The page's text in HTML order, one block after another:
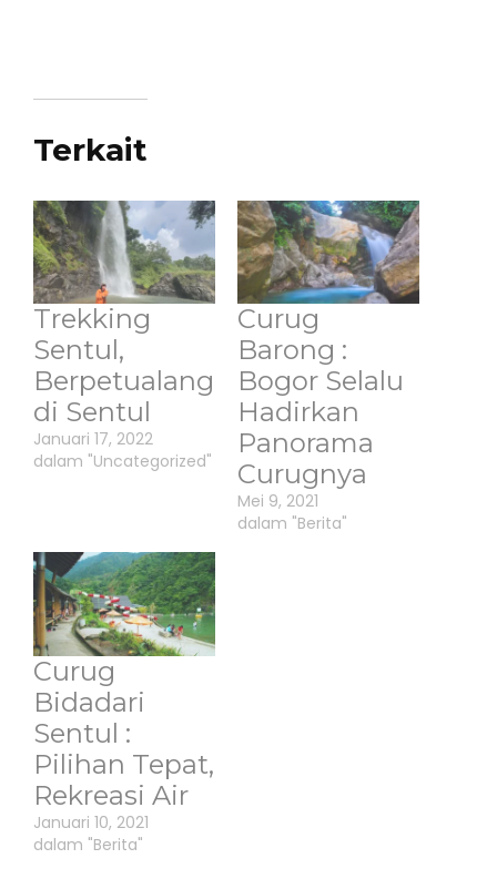
Terkait
Trekking
Sentul,
Berpetualang
di Sentul
Januari 17, 2022
dalam "Uncategorized"
Curug
Barong :
Bogor Selalu
Hadirkan
Panorama
Curugnya
Mei 9, 2021
dalam "Berita"
Curug
Bidadari
Sentul :
Pilihan Tepat,
Rekreasi Air
Januari 10, 2021
dalam "Berita"